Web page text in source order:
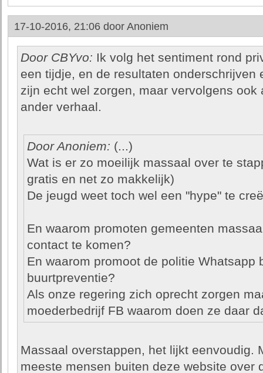
17-10-2016, 21:06 door Anoniem
Door CBYvo: Ik volg het sentiment rond
een tijdje, en de resultaten onderschrijven
zijn echt wel zorgen, maar vervolgens
ander verhaal.
Door Anoniem: (...)
Wat is er zo moeilijk massaal over te
gratis en net zo makkelijk)
De jeugd weet toch wel een "hype" te
En waarom promoten gemeenten
contact te komen?
En waarom promoot de politie Whatsapp
buurtpreventie?
Als onze regering zich oprecht zorgen
moederbedrijf FB waarom doen ze daar
Massaal overstappen, het lijkt eenvoudig.
meeste mensen buiten deze website over